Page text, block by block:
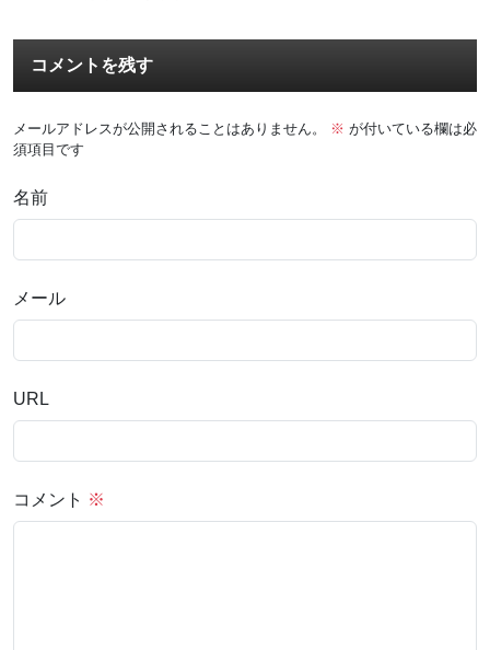
コメントを残す
メールアドレスが公開されることはありません。 ※ が付いている欄は必
須項目です
名前
メール
URL
コメント ※